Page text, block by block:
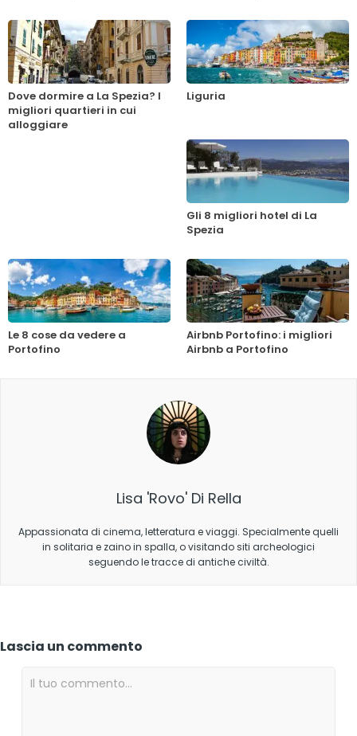
Dove dormire a La Spezia? I
migliori quartieri in cui
alloggiare
Liguria
Gli 8 migliori hotel di La
Spezia
Le 8 cose da vedere a
Portofino
Airbnb Portofino: i migliori
Airbnb a Portofino
Lisa 'Rovo' Di Rella
Appassionata di cinema, letteratura e viaggi. Specialmente quelli
in solitaria e zaino in spalla, o visitando siti archeologici
seguendo le tracce di antiche civiltà.
Lascia un commento